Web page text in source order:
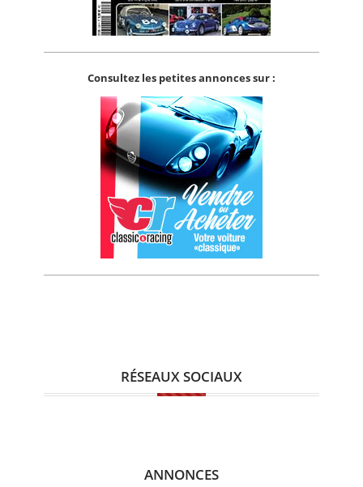
Consultez les petites annonces sur :
RÉSEAUX SOCIAUX
ANNONCES